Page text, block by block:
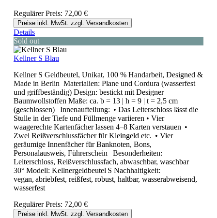
Regulärer Preis: 72,00 €
Preise inkl. MwSt. zzgl. Versandkosten
Details
Sold out
Kellner S Blau
Kellner S Geldbeutel, Unikat, 100 % Handarbeit, Designed &
Made in Berlin Materialien: Plane und Cordura (wasserfest
und griffbeständig) Design: bestickt mit Designer
Baumwollstoffen Maße: ca. b = 13 | h = 9 | t = 2,5 cm
(geschlossen) Innenaufteilung: • Das Leiterschloss lässt die
Stulle in der Tiefe und Füllmenge variieren • Vier
waagerechte Kartenfächer lassen 4–8 Karten verstauen •
Zwei Reißverschlussfächer für Kleingeld etc. • Vier
geräumige Innenfächer für Banknoten, Bons,
Personalausweis, Führerschein Besonderheiten:
Leiterschloss, Reißverschlussfach, abwaschbar, waschbar
30° Modell: Kellnergeldbeutel S Nachhaltigkeit:
vegan, abriebfest, reißfest, robust, haltbar, wasserabweisend,
wasserfest
Regulärer Preis: 72,00 €
Preise inkl. MwSt. zzgl. Versandkosten